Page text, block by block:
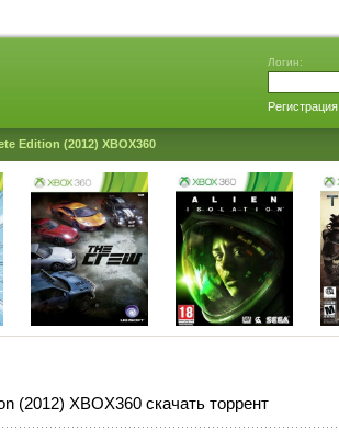
Логин:
Регистрация
Edition (2012) XBOX360
(2012) XBOX360 скачать торрент